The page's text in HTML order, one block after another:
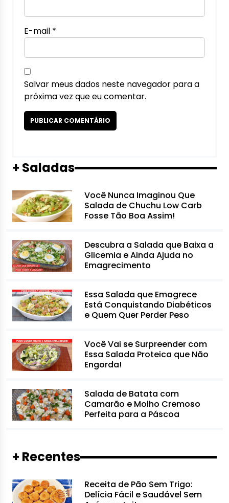
E-mail *
Salvar meus dados neste navegador para a
próxima vez que eu comentar.
+ Saladas
Você Nunca Imaginou Que
Salada de Chuchu Low Carb
Fosse Tão Boa Assim!
Descubra a Salada que Baixa a
Glicemia e Ainda Ajuda no
Emagrecimento
Essa Salada que Emagrece
Está Conquistando Diabéticos
e Quem Quer Perder Peso
Você Vai se Surpreender com
Essa Salada Proteica que Não
Engorda!
Salada de Batata com
Camarão e Molho Cremoso
Perfeita para a Páscoa
+ Recentes
Receita de Pão Sem Trigo:
Delícia Fácil e Saudável Sem